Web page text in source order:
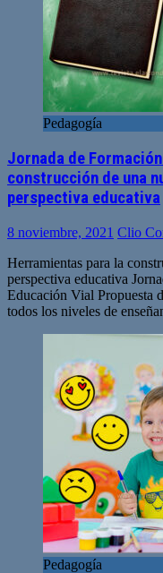
Pedagogía
Jornada de
construcción de una
perspectiva educativa
8 noviembre, 2021 Clio
Herramientas para la
perspectiva educativa
Educación Vial Propuesta
todos los niveles de
Pedagogía